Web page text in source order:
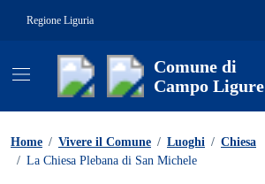
Regione Liguria
Comune di
Campo Ligure
Home / Vivere il Comune / Luoghi / Chiesa
/ La Chiesa Plebana di San Michele